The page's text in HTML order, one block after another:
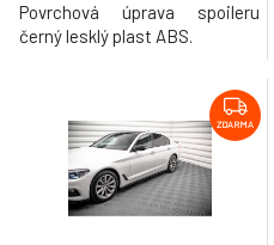
Povrchová úprava spoileru
černý lesklý plast ABS.
ZDARMA